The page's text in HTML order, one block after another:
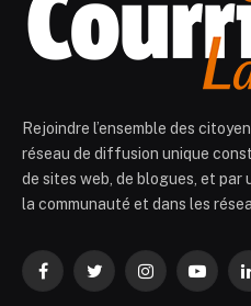
Rejoindre l’ensemble des
réseau de diffusion unique
de sites web, de blogues, et par
la communauté et dans les
FacebookTwitterInstagram